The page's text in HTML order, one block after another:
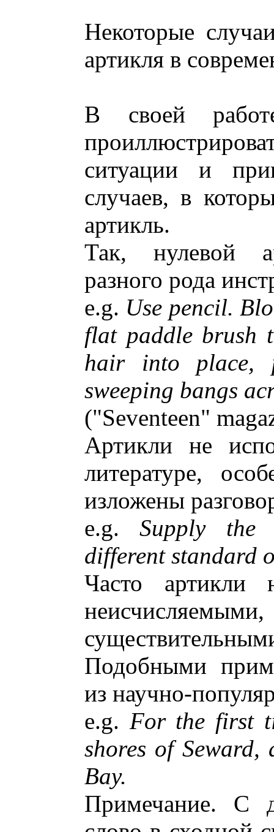
Некоторые
артикля в
В своей
ситуации и
случаев, в
артикль.
Так, нулевой
разного рода
e.g. Use pencil.
flat paddle brush
hair into place,
sweeping bangs
("Seventeen"
Артикли не
литературе,
изложены
e.g.Supply
different standard
Часто артикли
Подобными
из научно-
e.g. For the first
shores of Seward,
Bay.
Примечание. С